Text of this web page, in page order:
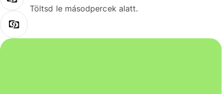
Töltsd le másodpercek alatt.